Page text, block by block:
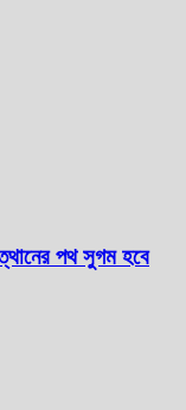
পথ সুগম হবে